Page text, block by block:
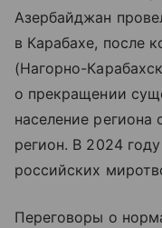
Азербайджан
в Карабахе, после
(Нагорно-
о прекращении
население региона
регион. В 2024
российских
Переговоры о